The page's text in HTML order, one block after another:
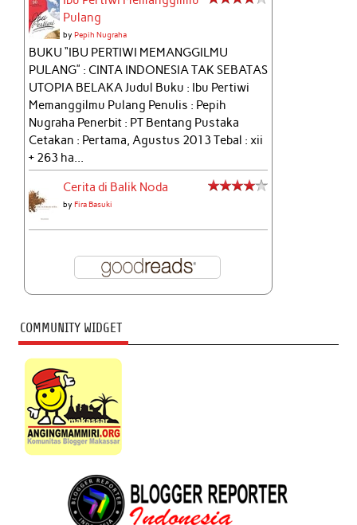
Pulang
byPepih Nugraha
BUKU “IBU PERTIWI MEMANGGILMU
PULANG” : CINTA INDONESIA TAK SEBATAS
UTOPIA BELAKA Judul Buku : Ibu Pertiwi
Memanggilmu Pulang Penulis : Pepih
Nugraha Penerbit : PT Bentang Pustaka
Cetakan : Pertama, Agustus 2013 Tebal : xii
+ 263 ha...
Cerita di Balik Noda
byFira Basuki
COMMUNITY WIDGET